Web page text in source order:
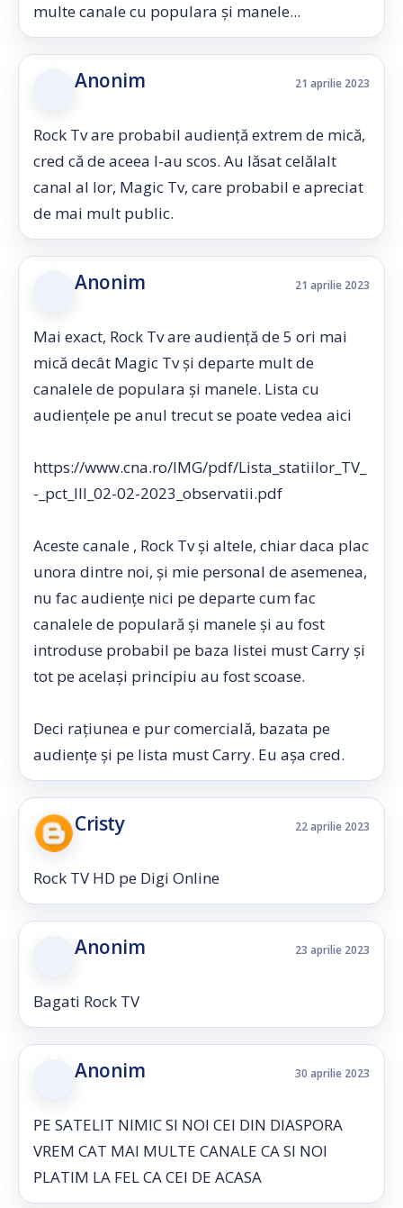
multe canale cu populara și manele...
Anonim 21 aprilie 2023
Rock Tv are probabil audiență extrem de mică,
cred că de aceea l-au scos. Au lăsat celălalt
canal al lor, Magic Tv, care probabil e apreciat
de mai mult public.
Anonim 21 aprilie 2023
Mai exact, Rock Tv are audiență de 5 ori mai
mică decât Magic Tv și departe mult de
canalele de populara și manele. Lista cu
audiențele pe anul trecut se poate vedea aici
https://www.cna.ro/IMG/pdf/Lista_statiilor_TV_
-_pct_III_02-02-2023_observatii.pdf
Aceste canale , Rock Tv și altele, chiar daca plac
unora dintre noi, și mie personal de asemenea,
nu fac audiențe nici pe departe cum fac
canalele de populară și manele și au fost
introduse probabil pe baza listei must Carry și
tot pe același principiu au fost scoase.
Deci rațiunea e pur comercială, bazata pe
audiențe și pe lista must Carry. Eu așa cred.
Cristy 22 aprilie 2023
Rock TV HD pe Digi Online
Anonim 23 aprilie 2023
Bagati Rock TV
Anonim 30 aprilie 2023
PE SATELIT NIMIC SI NOI CEI DIN DIASPORA
VREM CAT MAI MULTE CANALE CA SI NOI
PLATIM LA FEL CA CEI DE ACASA